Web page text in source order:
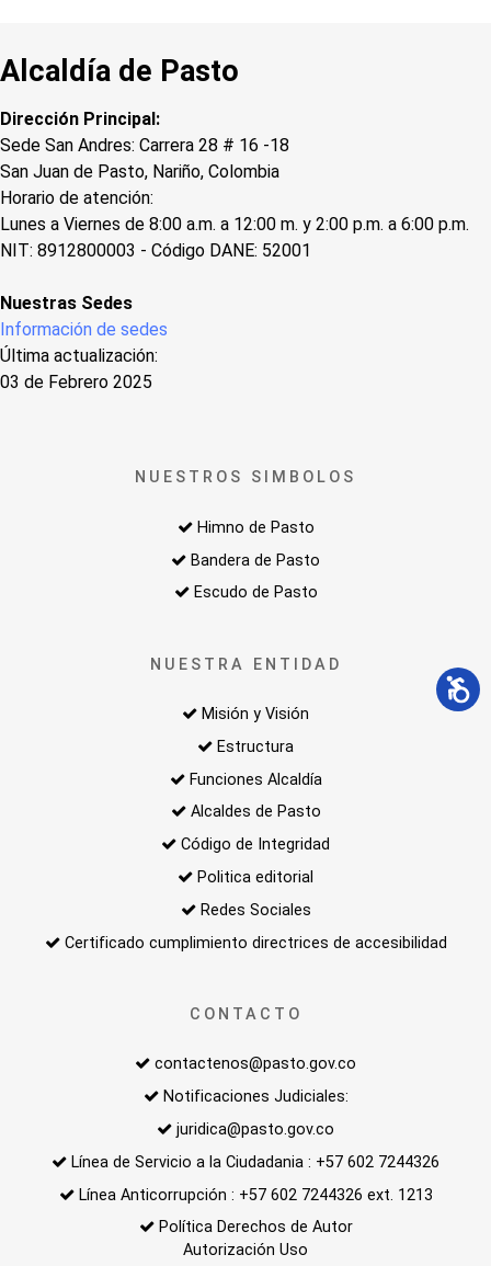
Alcaldía de Pasto
Dirección Principal:
Sede San Andres: Carrera 28 # 16 -18
San Juan de Pasto, Nariño, Colombia
Horario de atención:
Lunes a Viernes de 8:00 a.m. a 12:00 m. y 2:00 p.m. a 6:00 p.m.
NIT: 8912800003 - Código DANE: 52001
Nuestras Sedes
Información de sedes
Última actualización:
03 de Febrero 2025
NUESTROS SIMBOLOS
Himno de Pasto
Bandera de Pasto
Escudo de Pasto
NUESTRA ENTIDAD
Misión y Visión
Estructura
Funciones Alcaldía
Alcaldes de Pasto
Código de Integridad
Politica editorial
Redes Sociales
Certificado cumplimiento directrices de accesibilidad
CONTACTO
contactenos@pasto.gov.co
Notificaciones Judiciales:
juridica@pasto.gov.co
Línea de Servicio a la Ciudadania : +57 602 7244326
Línea Anticorrupción : +57 602 7244326 ext. 1213
Política Derechos de Autor
Autorización Uso